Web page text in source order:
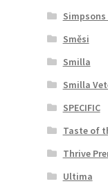
Směsi
Smilla
Smilla
SPECIFIC
Taste of
Thrive
Ultima